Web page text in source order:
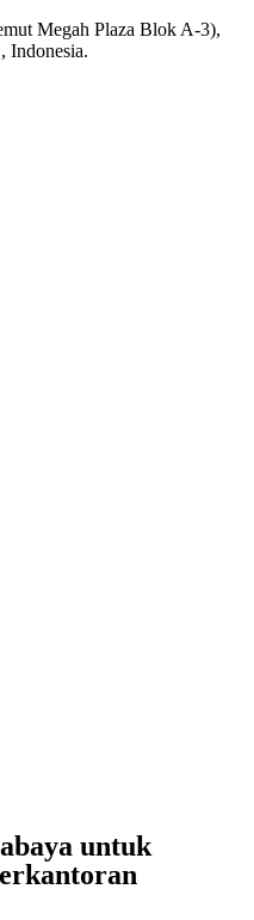
Megah Plaza Blok A-3),
Indonesia.
untuk